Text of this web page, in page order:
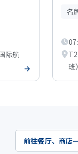
际航
名
班）
前往餐厅、商店